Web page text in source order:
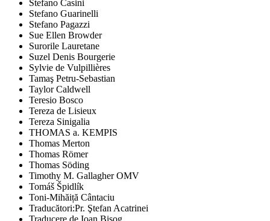
Stefano Casini
Stefano Guarinelli
Stefano Pagazzi
Sue Ellen Browder
Surorile Lauretane
Suzel Denis Bourgerie
Sylvie de Vulpillières
Tamaş Petru-Sebastian
Taylor Caldwell
Teresio Bosco
Tereza de Lisieux
Tereza Sinigalia
THOMAS a. KEMPIS
Thomas Merton
Thomas Römer
Thomas Söding
Timothy M. Gallagher OMV
Tomáš Špidlík
Toni-Mihăiță Cântaciu
Traducători:Pr. Ştefan Acatrinei